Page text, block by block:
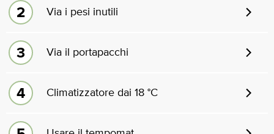
Via i pesi inutili
Via il portapacchi
Climatizzatore dai 18 °C